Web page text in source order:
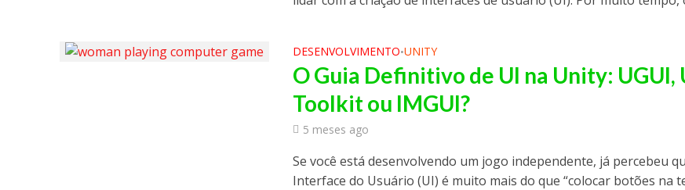
DESENVOLVIMENTO•UNITY
O Guia Definitivo de UI na Unity: UGUI,
Toolkit ou IMGUI?
5 meses ago
Se você está desenvolvendo um jogo independente, já percebeu
Interface do Usuário (UI) é muito mais do que “colocar botões na